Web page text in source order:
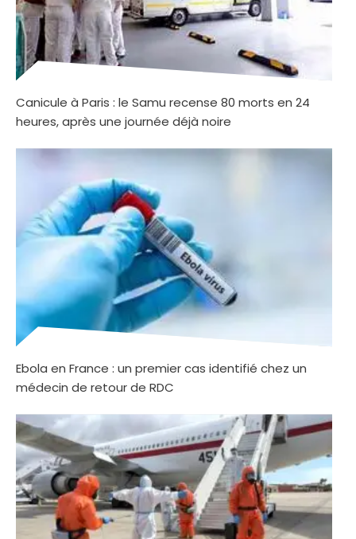
Canicule à Paris : le Samu recense 80 morts en 24
heures, après une journée déjà noire
Ebola en France : un premier cas identifié chez un
médecin de retour de RDC